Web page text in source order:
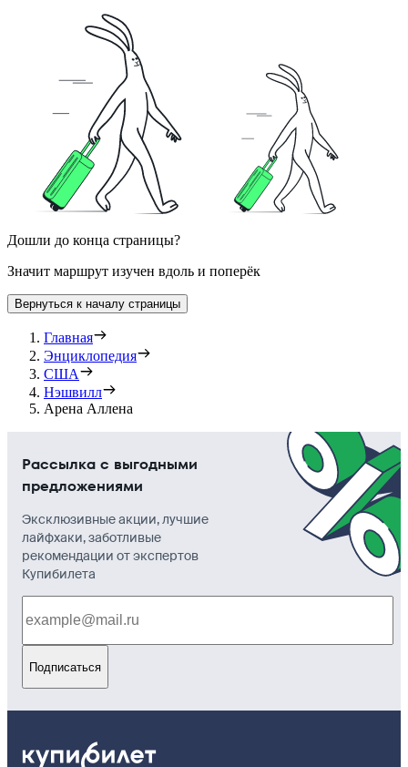
Дошли до конца страницы?
Значит маршрут изучен вдоль и поперёк
Вернуться к началу страницы
Главная
Энциклопедия
США
Нэшвилл
Арена Аллена
Рассылка с выгодными
предложениями
Эксклюзивные акции, лучшие
лайфхаки, заботливые
рекомендации от экспертов
Купибилета
Подписаться